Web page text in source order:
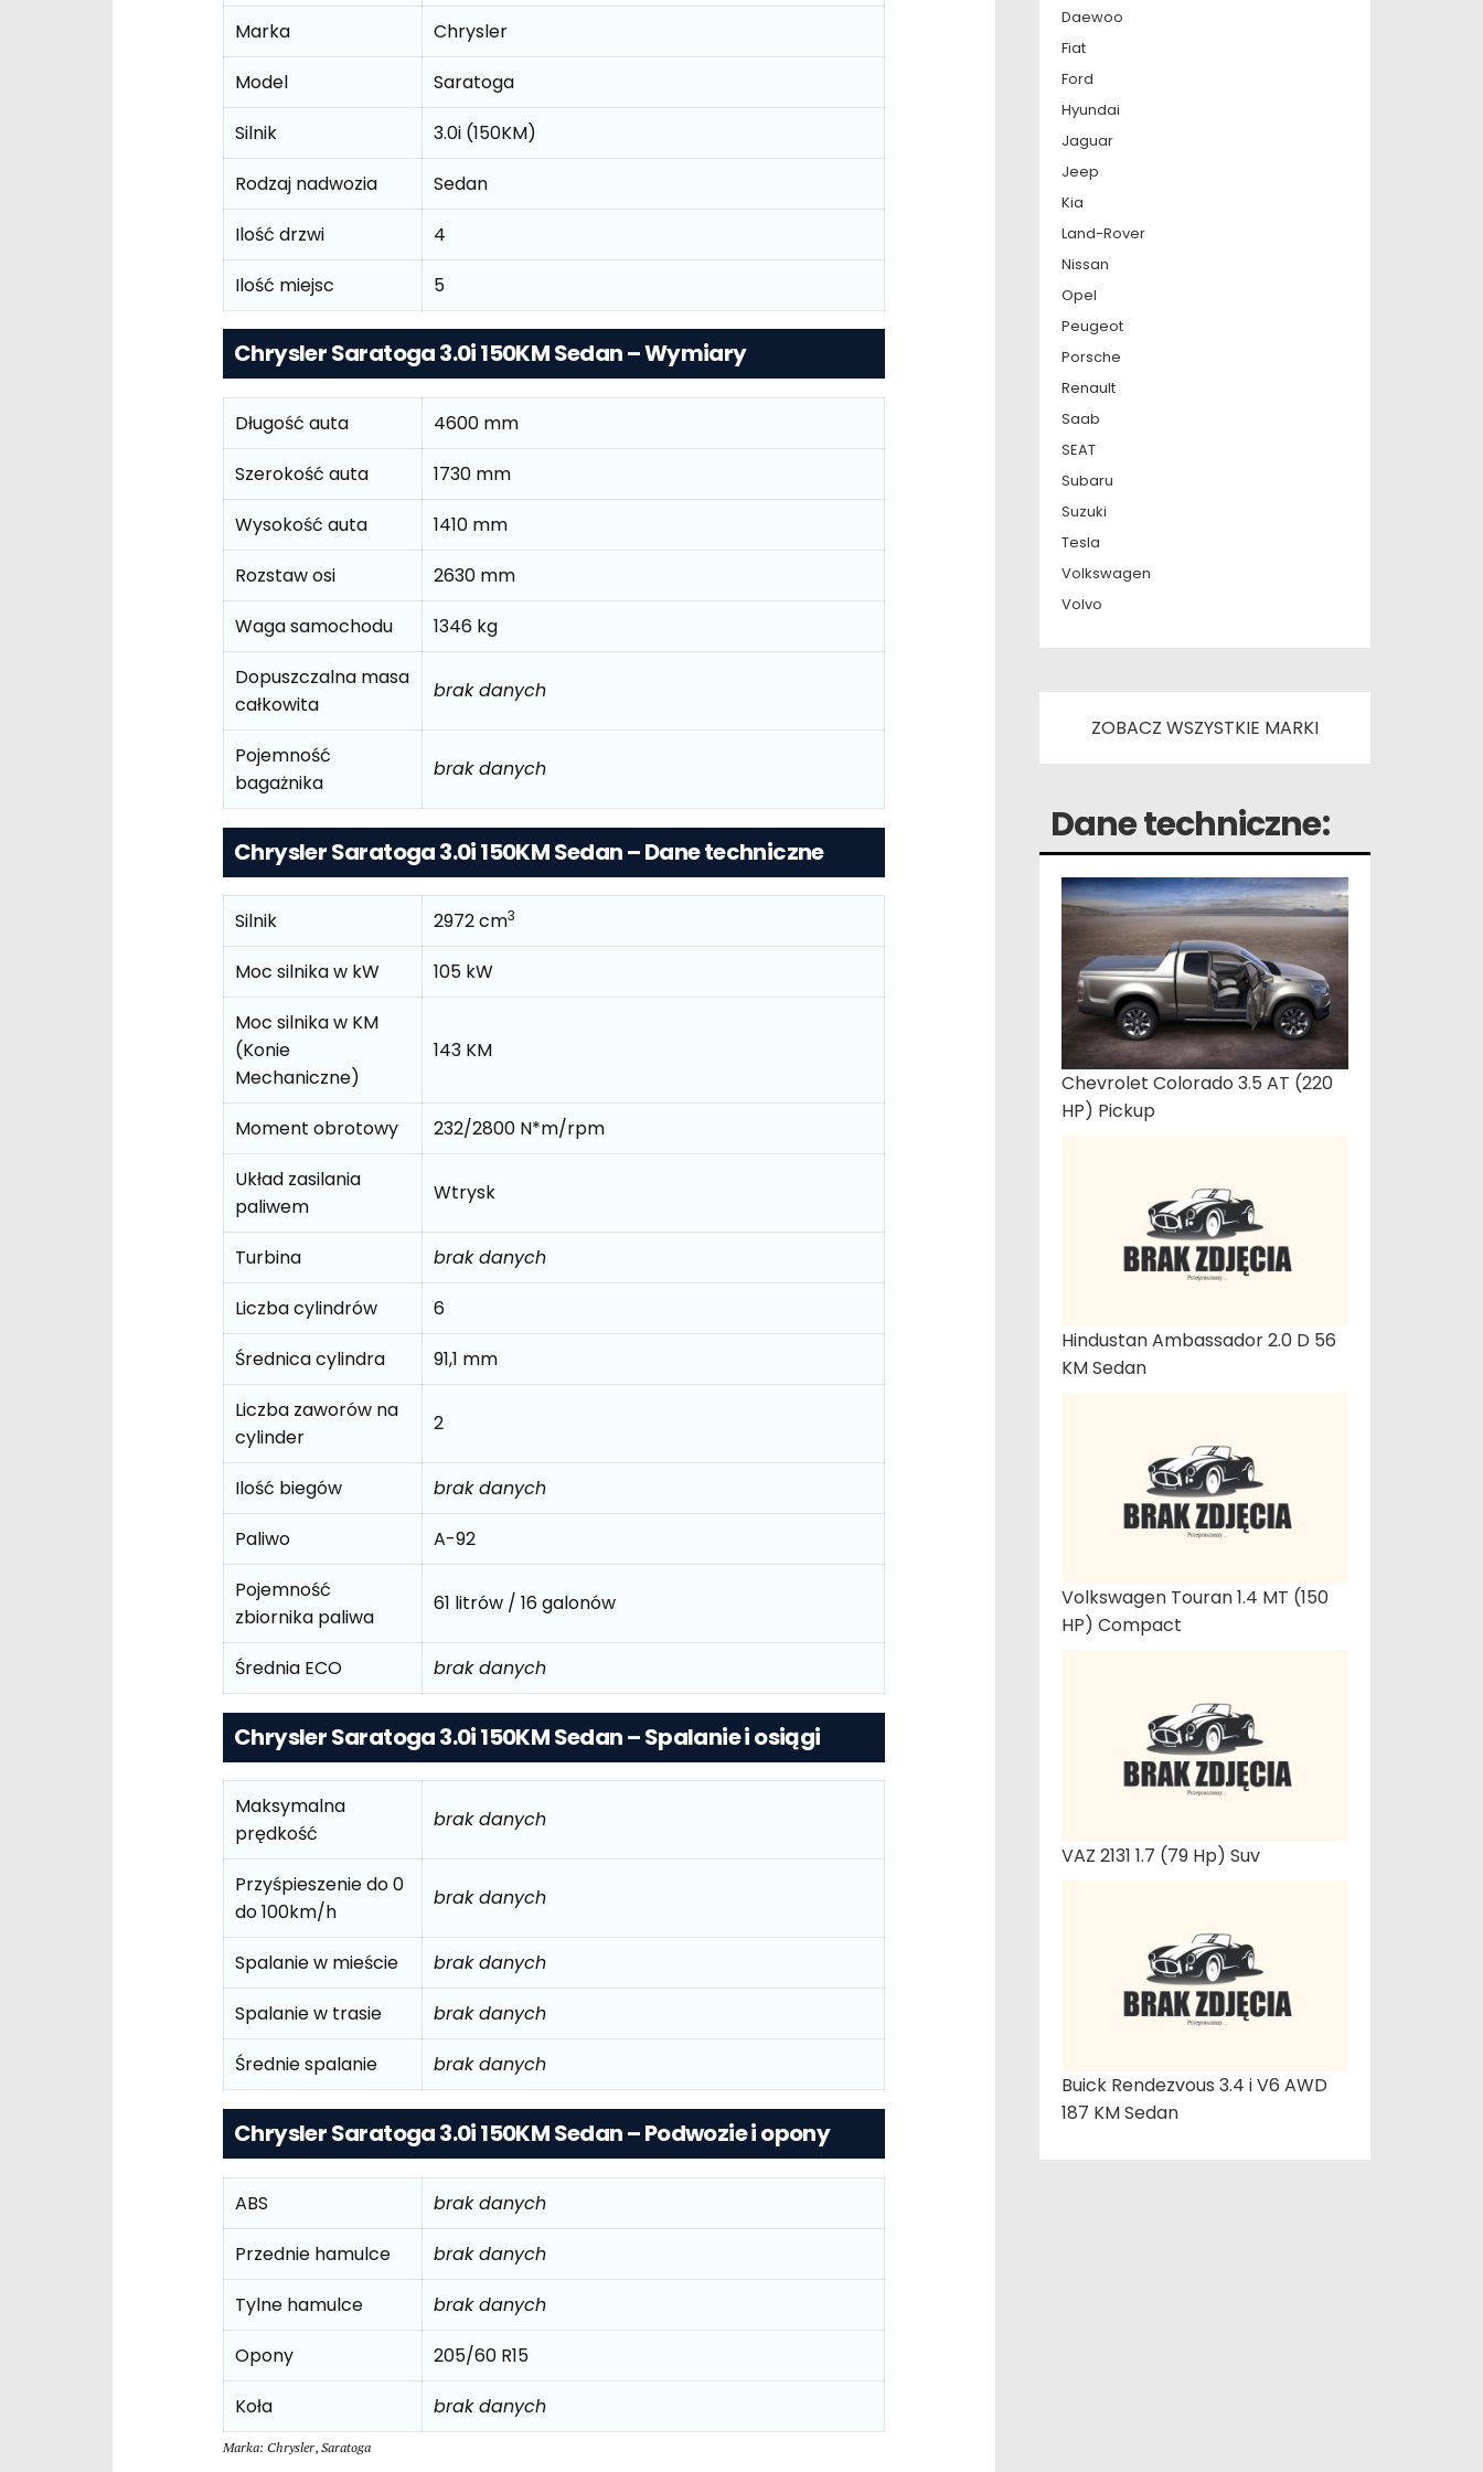
Marka
Chrysler
Model
Saratoga
Silnik
3.0i (150KM)
Rodzaj nadwozia
Sedan
Ilość drzwi
4
Ilość miejsc
5
Chrysler Saratoga 3.0i 150KM Sedan – Wymiary
Długość auta
4600 mm
Szerokość auta
1730 mm
Wysokość auta
1410 mm
Rozstaw osi
2630 mm
Waga samochodu
1346 kg
Dopuszczalna masa
całkowita
brak danych
Pojemność
bagażnika
brak danych
Chrysler Saratoga 3.0i 150KM Sedan – Dane techniczne
Silnik 2972 cm3
Moc silnika w kW
105 kW
Moc silnika w KM
(Konie
Mechaniczne)
143 KM
Moment obrotowy
232/2800 N*m/rpm
Układ zasilania
paliwem
Wtrysk
Turbina
brak danych
Liczba cylindrów
6
Średnica cylindra
91,1 mm
Liczba zaworów na
cylinder
2
Ilość biegów
brak danych
Paliwo
A-92
Pojemność
zbiornika paliwa
61 litrów / 16 galonów
Średnia ECO brak danych
Chrysler Saratoga 3.0i 150KM Sedan – Spalanie i osiągi
Maksymalna
prędkość
brak danych
Przyśpieszenie do 0
do 100km/h
brak danych
Spalanie w mieście
brak danych
Spalanie w trasie
brak danych
Średnie spalanie
brak danych
Chrysler Saratoga 3.0i 150KM Sedan – Podwozie i opony
ABS
brak danych
Przednie hamulce
brak danych
Tylne hamulce
brak danych
Opony
205/60 R15
Koła
brak danych
Marka: Chrysler, Saratoga
Daewoo
Fiat
Ford
Hyundai
Jaguar
Jeep
Kia
Land-Rover
Nissan
Opel
Peugeot
Porsche
Renault
Saab
SEAT
Subaru
Suzuki
Tesla
Volkswagen
Volvo
ZOBACZ WSZYSTKIE MARKI
Dane techniczne:
Chevrolet Colorado 3.5 AT (220
HP) Pickup
Hindustan Ambassador 2.0 D 56
KM Sedan
Volkswagen Touran 1.4 MT (150
HP) Compact
VAZ 2131 1.7 (79 Hp) Suv
Buick Rendezvous 3.4 i V6 AWD
187 KM Sedan